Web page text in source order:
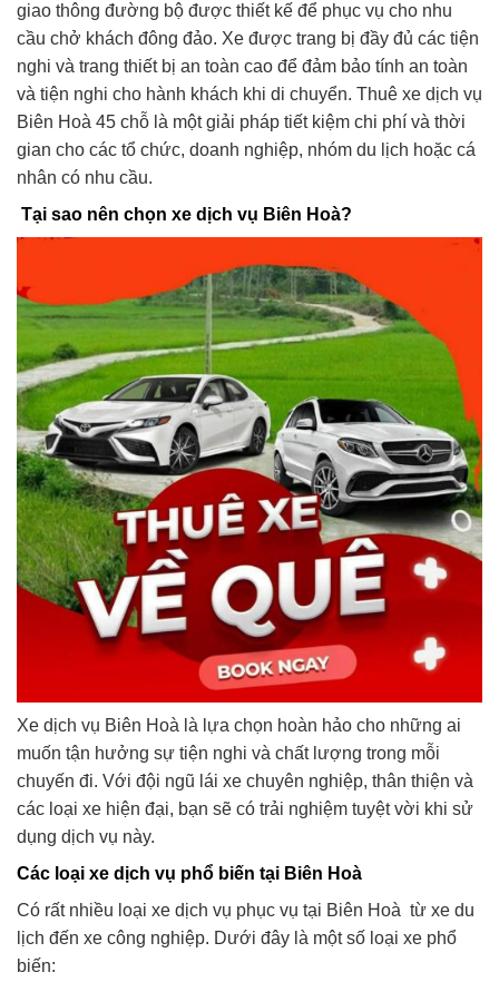
giao thông đường bộ được thiết kế để phục vụ cho nhu
cầu chở khách đông đảo. Xe được trang bị đầy đủ các tiện
nghi và trang thiết bị an toàn cao để đảm bảo tính an toàn
và tiện nghi cho hành khách khi di chuyển. Thuê xe dịch vụ
Biên Hoà 45 chỗ là một giải pháp tiết kiệm chi phí và thời
gian cho các tổ chức, doanh nghiệp, nhóm du lịch hoặc cá
nhân có nhu cầu.
Tại sao nên chọn xe dịch vụ Biên Hoà?
Xe dịch vụ Biên Hoà là lựa chọn hoàn hảo cho những ai
muốn tận hưởng sự tiện nghi và chất lượng trong mỗi
chuyến đi. Với đội ngũ lái xe chuyên nghiệp, thân thiện và
các loại xe hiện đại, bạn sẽ có trải nghiệm tuyệt vời khi sử
dụng dịch vụ này.
Các loại xe dịch vụ phổ biến tại Biên Hoà
Có rất nhiều loại xe dịch vụ phục vụ tại Biên Hoà từ xe du
lịch đến xe công nghiệp. Dưới đây là một số loại xe phổ
biến: